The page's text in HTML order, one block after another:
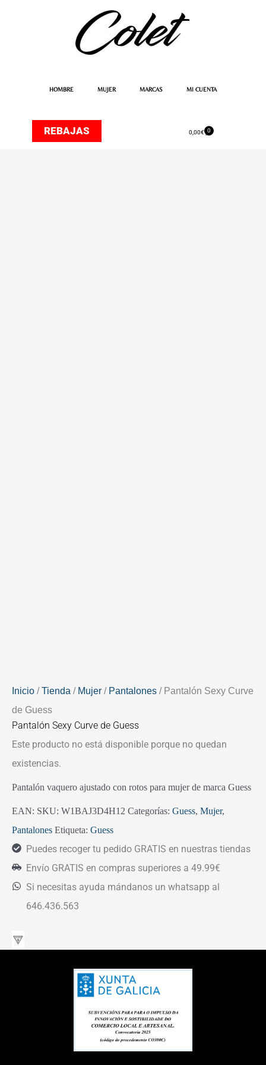
HOMBRE MUJER MARCAS MI CUENTA
REBAJAS 0,00€ 0
Carrito
Inicio /Tienda / Mujer / Pantalones / Pantalón Sexy Curve
de Guess
Pantalón Sexy Curve de Guess
Este producto no está disponible porque no quedan
existencias.
Pantalón vaquero ajustado con rotos para mujer de marca Guess
EAN: SKU: W1BAJ3D4H12 Categorías: Guess, Mujer,
Pantalones Etiqueta: Guess
Puedes recoger tu pedido GRATIS en nuestras tiendas
Envío GRATIS en compras superiores a 49.99€
Si necesitas ayuda mándanos un whatsapp al
646.436.563